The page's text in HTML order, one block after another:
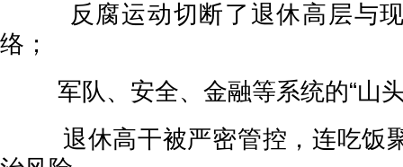
反腐运动切断了退休高层与现
络；
军队、安全、金融等系统的“山头
退休高干被严密管控，连吃饭